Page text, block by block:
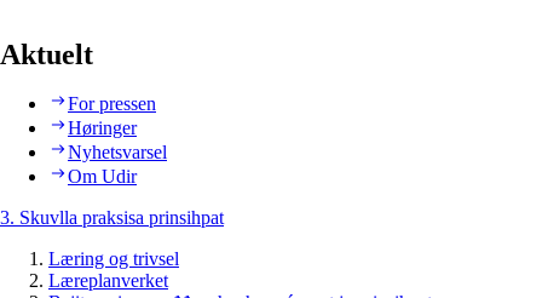
Aktuelt
For pressen
Høringer
Nyhetsvarsel
Om Udir
3. Skuvlla praksisa prinsihpat
Læring og trivsel
Læreplanverket